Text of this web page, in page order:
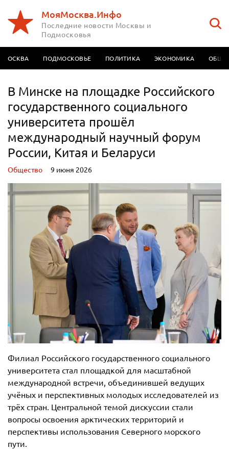
МояМосква.Инфо
Последние новости Москвы и
Подмосковья
МОСКВА ПОДМОСКОВЬЕ ПОЛИТИКА ЭКОНОМИКА
В Минске на площадке Российского
государственного социального
университета прошёл
международный научный форум
России, Китая и Беларуси
Oбщество 9 июня 2026
Филиал Российского государственного социального
университета стал площадкой для масштабной
международной встречи, объединившей ведущих
учёных и перспективных молодых исследователей из
трёх стран. Центральной темой дискуссии стали
вопросы освоения арктических территорий и
перспективы использования Северного морского
пути.